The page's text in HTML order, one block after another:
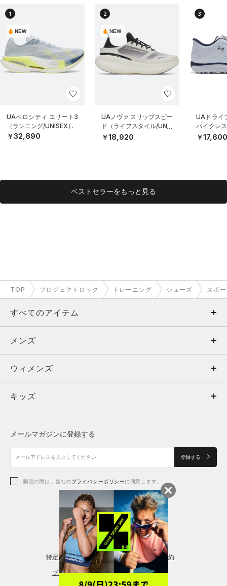
1
NEW
UAベロシティ エリート3
（ランニング/UNISEX）
￥32,890
2
NEW
UAノヴァ スリップスピー
ド（ライフスタイル/UNIS
EX）
￥18,920
3
UAドライ
パイクレ
MEN）
￥
ベストセラーをもっと見る
TOP プロジェクトロック トレーニング シューズ スポ
すべてのアイテム
メンズ
ウィメンズ
キッズ
アクセサリー
メンズ
トップス
ボトムス
アクセサリー
ウィメンズ
トップス
シューズ
アクセサリー
レギンス＆タイツ
キッズ
シューズ
メールマガジンに登録する
登録する
購読の際は、当社のプライバシーポリシーに同意します。
特定商取引法に基づく通販の表記 会員規約
プライバシーポリシー